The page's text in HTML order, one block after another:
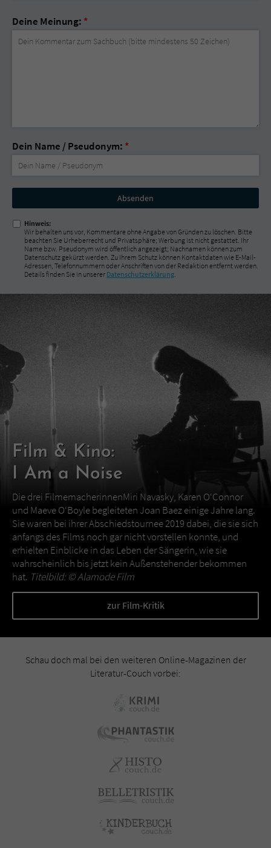
Deine Meinung: *
Dein Name / Pseudonym: *
Nicht
ausfüllen!
Hinweis:
Wir behalten uns vor, Kommentare ohne Angabe von Gründen zu löschen. Bitte
beachten Sie Urheberrecht und Privatsphäre; Werbung ist nicht gestattet. Ihr
Name bzw. Pseudonym wird öffentlich angezeigt; Nachnamen können zum
Datenschutz gekürzt werden. Zu Ihrem Schutz können Kontaktdaten wie E-Mail-
Adressen, Telefonnummern oder Anschriften von der Redaktion entfernt werden.
Details finden Sie in unserer Datenschutzerklärung.
Film & Kino:
I Am a Noise
Die drei FilmemacherinnenMiri Navasky, Karen O‘Connor
und Maeve O‘Boyle begleiteten Joan Baez einige Jahre lang.
Sie waren bei ihrer Abschiedstournee 2019 dabei, die sie sich
anfangs des Films noch gar nicht vorstellen konnte, und
erhielten Einblicke in das Leben der Sängerin, wie sie
wahrscheinlich bis jetzt kein Außenstehender bekommen
hat. Titelbild: ©Alamode Film
zur Film-Kritik
Schau doch mal bei den weiteren Online-Magazinen der
Literatur-Couch vorbei: